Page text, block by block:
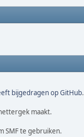
bijgedragen op GitHub.
maakt.
SMF te gebruiken.